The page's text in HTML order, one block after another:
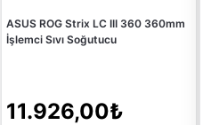
ASUS ROG Strix LC III 360 360mm
İşlemci Sıvı Soğutucu
11.926,00₺